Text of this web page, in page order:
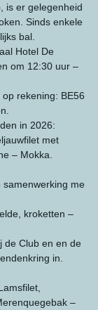
is er gelegenheid
Sinds enkele
bal.
Hotel De
om 12:30 uur –
rekening: BE56
in 2026:
met
– Mokka.
me
kroketten –
de Club en en de
in.
–